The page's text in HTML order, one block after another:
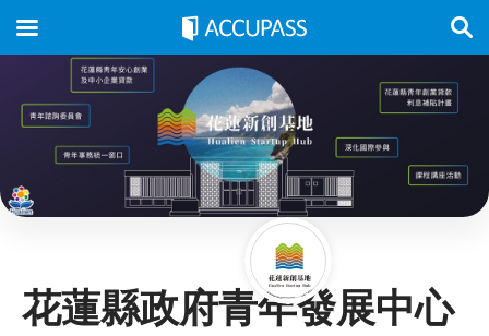
花蓮縣政府青年發展中心